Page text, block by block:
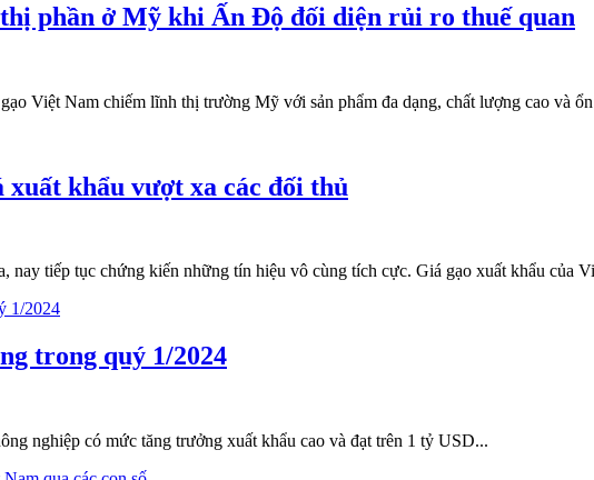
phần ở Mỹ khi Ấn Độ đối diện rủi ro thuế quan
Việt Nam chiếm lĩnh thị trường Mỹ với sản phẩm đa dạng, chất lượng cao và
khẩu vượt xa các đối thủ
nay tiếp tục chứng kiến những tín hiệu vô cùng tích cực. Giá gạo xuất khẩu của
trong quý 1/2024
nghiệp có mức tăng trưởng xuất khẩu cao và đạt trên 1 tỷ USD...